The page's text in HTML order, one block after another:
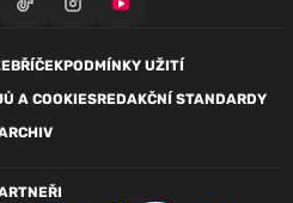
PODMÍNKY UŽITÍ
A COOKIESREDAKČNÍ STANDARDY